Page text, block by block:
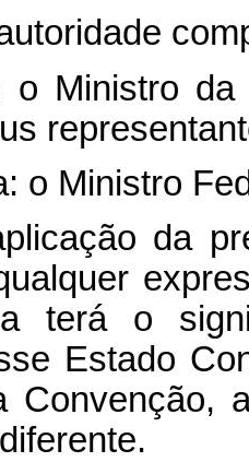
o Ministro da
o Ministro
da
terá o
Estado
Convenção,